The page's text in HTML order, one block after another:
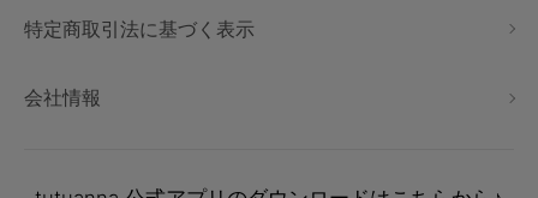
特定商取引法に基づく表示
会社情報